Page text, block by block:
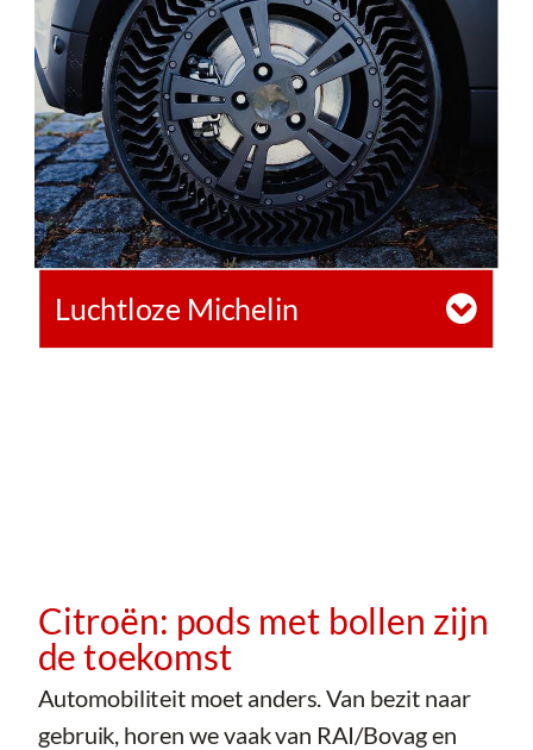
Luchtloze Michelin
Citroën: pods met bollen zijn
de toekomst
Automobiliteit moet anders. Van bezit naar
gebruik, horen we vaak van RAI/Bovag en